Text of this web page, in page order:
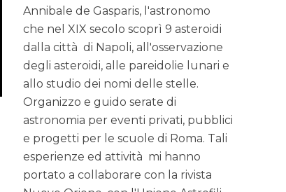
Annibale de Gasparis, l'astronomo
che nel XIX secolo scoprì 9 asteroidi
dalla città di Napoli, all'osservazione
degli asteroidi, alle pareidolie lunari e
allo studio dei nomi delle stelle.
Organizzo e guido serate di
astronomia per eventi privati, pubblici
e progetti per le scuole di Roma. Tali
esperienze ed attività mi hanno
portato a collaborare con la rivista